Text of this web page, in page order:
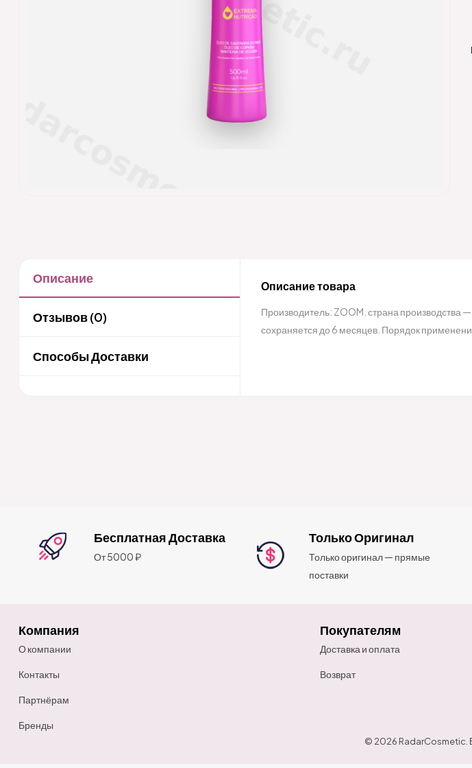
Описание
Отзывов (0)
Способы Доставки
Описание товара
Производитель: ZOOM. страна
сохраняется до 6 месяцев. Порядок
Бесплатная Доставка
От 5000 ₽
Только Оригинал
Только оригинал — прямые
поставки
Компания
О компании
Контакты
Партнёрам
Бренды
Покупателям
Доставка и оплата
Возврат
© 2026 RadarCosmetic.